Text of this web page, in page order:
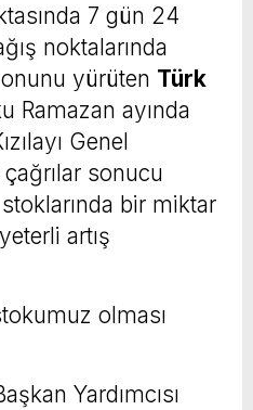
7 gün 24
noktalarında
yürüten Türk
Ramazan ayında
Genel
çağrılar sonucu
stoklarında bir miktar
artış
olması
Yardımcısı